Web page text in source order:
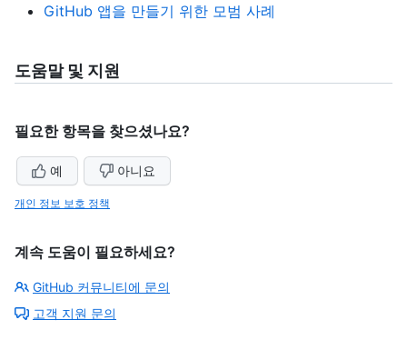
GitHub 앱을 만들기 위한 모범 사례
도움말 및 지원
필요한 항목을 찾으셨나요?
예 아니요
개인 정보 보호 정책
계속 도움이 필요하세요?
GitHub 커뮤니티에 문의
고객 지원 문의